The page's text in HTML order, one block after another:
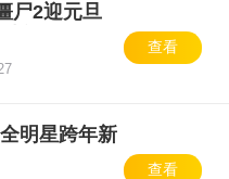
尸2迎元旦
查看
明星跨年新
查看